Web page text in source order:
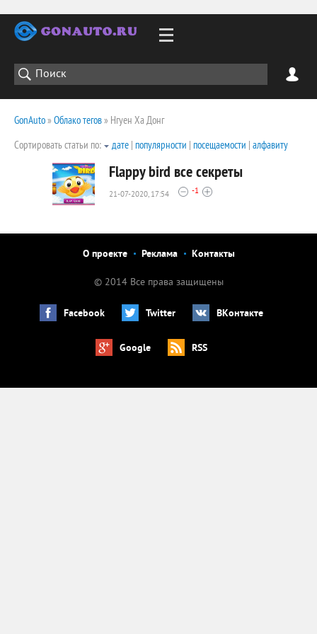
GonAuto» Облако тегов» Нгуен Ха Донг
Сортировать статьи по:
дате | популярности | посещаемости | алфавиту
Flappy bird все секреты
21-07-2020, 17:54 -1
О проекте Реклама Контакты
© 2014 Все права защищены
Facebook Twitter ВКонтакте
Google RSS